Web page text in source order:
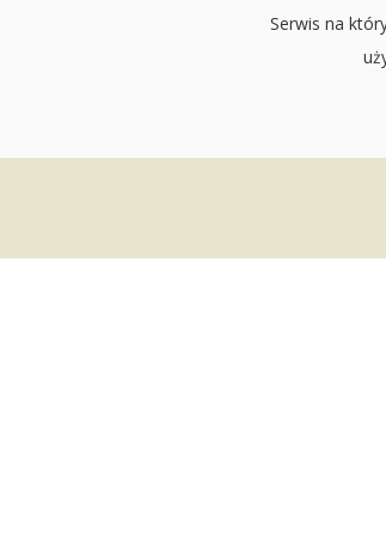
Serwis na